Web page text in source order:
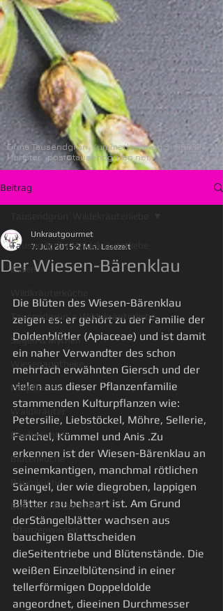
Firma Tausendgrün Kummerlandweg 3 29633
Munsterpost@tausendgruen.net
Beitrag
Tausendgrün`Wildekräuterliebe
Essen
Tausendgrün`s Wildekräuterliebe
Sagen & Mythen
Wiesenapotheke
Heilpflanzen
Waldkräuter
Rauhnächte
Blütenküche
Baumküche
Basteln mit der Natur
Pflanzenwissen
Der Wiesen-Bärenklau
Unkrautgourmet
7. Juli 2015 2 Min. Lesezeit
Die Blüten des Wiesen-Bärenklau
zeigen es: er gehört zu der Familie der
Doldenblütler (Apiaceae) und ist damit
ein naher Verwandter des schon
mehrfach erwähnten Giersch und der
vielen aus dieser Pflanzenfamilie
stammenden Kulturpflanzen wie:
Petersilie, Liebstöckel, Möhre, Sellerie,
Fenchel, Kümmel und Anis .Zu
erkennen ist der Wiesen-Bärenklau an
seinemkantigen, manchmal rötlichen
Stängel, der wie diegroben, lappigen
Blätter rau behaart ist. Am Grund
derStängelblätter wachsen aus
bauchigen Blattscheiden
dieSeitentriebe und Blütenstände. Die
weißen Einzelblütensind in einer
tellerförmigen Doppeldolde
angeordnet, dieeinen Durchmesser